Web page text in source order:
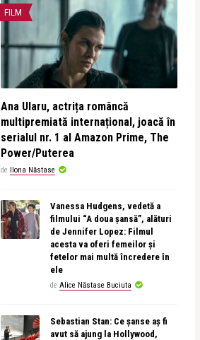
FILM
Ana Ularu, actrița româncă
multipremiată internațional, joacă în
serialul nr. 1 al Amazon Prime, The
Power/Puterea
de Ilona Năstase
Vanessa Hudgens, vedetă a
filmului “A doua șansă”, alături
de Jennifer Lopez: Filmul
acesta va oferi femeilor și
fetelor mai multă încredere în
ele
de Alice Năstase Buciuta
Sebastian Stan: Ce șanse aș fi
avut să ajung la Hollywood,